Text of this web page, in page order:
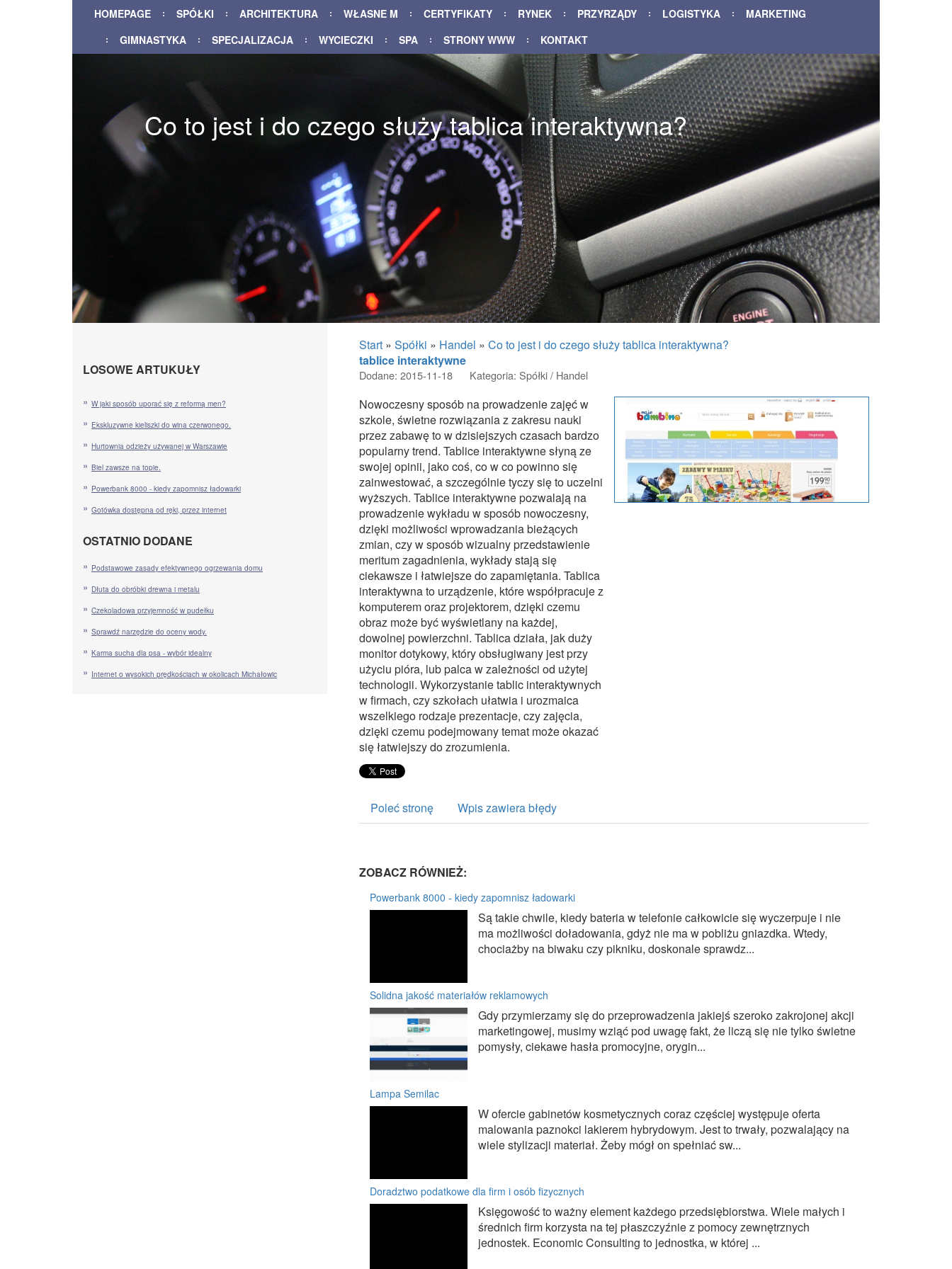
HOMEPAGE SPÓŁKI ARCHITEKTURA WŁASNE M CERTYFIKATY RYNEK PRZYRZĄDY LOGISTYKA
MARKETING
GIMNASTYKA
SPECJALIZACJA WYCIECZKI SPA STRONY WWW KONTAKT
Co to jest i do czego służy tablica interaktywna?
Start » Spółki » Handel » Co to jest i do czego służy tablica interaktywna?
tablice interaktywne
Dodane: 2015-11-18 Kategoria: Spółki / Handel
Nowoczesny sposób na prowadzenie zajęć w
szkole, świetne rozwiązania z zakresu nauki
przez zabawę to w dzisiejszych czasach bardzo
popularny trend. Tablice interaktywne słyną ze
swojej opinii, jako coś, co w co powinno się
zainwestować, a szczególnie tyczy się to uczelni
wyższych. Tablice interaktywne pozwalają na
prowadzenie wykładu w sposób nowoczesny,
dzięki możliwości wprowadzania bieżących
zmian, czy w sposób wizualny przedstawienie
meritum zagadnienia, wykłady stają się
ciekawsze i łatwiejsze do zapamiętania. Tablica
interaktywna to urządzenie, które współpracuje z
komputerem oraz projektorem, dzięki czemu
obraz może być wyświetlany na każdej,
dowolnej powierzchni. Tablica działa, jak duży
monitor dotykowy, który obsługiwany jest przy
użyciu pióra, lub palca w zależności od użytej
technologii. Wykorzystanie tablic interaktywnych
w firmach, czy szkołach ułatwia i urozmaica
wszelkiego rodzaje prezentacje, czy zajęcia,
dzięki czemu podejmowany temat może okazać
się łatwiejszy do zrozumienia.
Poleć stronę Wpis zawiera błędy
ZOBACZ RÓWNIEŻ:
Powerbank 8000 - kiedy zapomnisz ładowarki
Są takie chwile, kiedy bateria w telefonie całkowicie się wyczerpuje i nie
ma możliwości doładowania, gdyż nie ma w pobliżu gniazdka. Wtedy,
chociażby na biwaku czy pikniku, doskonale sprawdz...
Solidna jakość materiałów reklamowych
Gdy przymierzamy się do przeprowadzenia jakiejś szeroko zakrojonej akcji
marketingowej, musimy wziąć pod uwagę fakt, że liczą się nie tylko świetne
pomysły, ciekawe hasła promocyjne, orygin...
Lampa Semilac
W ofercie gabinetów kosmetycznych coraz częściej występuje oferta
malowania paznokci lakierem hybrydowym. Jest to trwały, pozwalający na
wiele stylizacji materiał. Żeby mógł on spełniać sw...
Doradztwo podatkowe dla firm i osób fizycznych
Księgowość to ważny element każdego przedsiębiorstwa. Wiele małych i
średnich firm korzysta na tej płaszczyźnie z pomocy zewnętrznych
jednostek. Economic Consulting to jednostka, w której ...
LOSOWE ARTUKUŁY
W jaki sposób uporać się z reformą men?
Ekskluzywne kieliszki do wina czerwonego.
Hurtownia odzieży używanej w Warszawie
Biel zawsze na topie.
Powerbank 8000 - kiedy zapomnisz ładowarki
Gotówka dostępna od ręki, przez internet
OSTATNIO DODANE
Podstawowe zasady efektywnego ogrzewania domu
Dłuta do obróbki drewna i metalu
Czekoladowa przyjemność w pudełku
Sprawdź narzędzie do oceny wody.
Karma sucha dla psa - wybór idealny
Internet o wysokich prędkościach w okolicach Michałowic